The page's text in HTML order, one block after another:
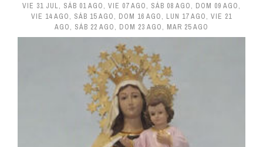
VIE 31 JUL, SÁB 01 AGO, VIE 07 AGO, SÁB 08 AGO, DOM 09 AGO,
VIE 14 AGO, SÁB 15 AGO, DOM 16 AGO, LUN 17 AGO, VIE 21
AGO, SÁB 22 AGO, DOM 23 AGO, MAR 25 AGO